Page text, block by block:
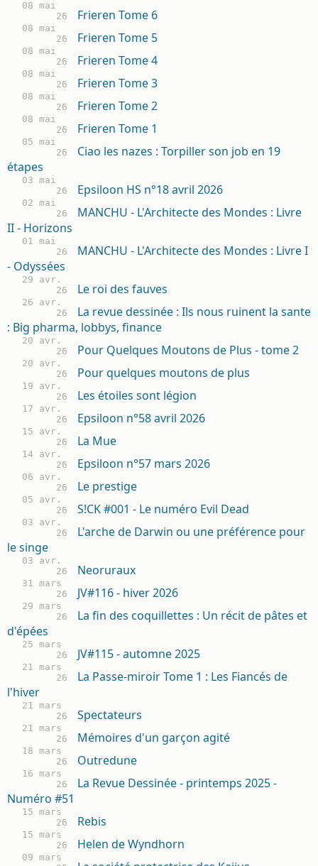
08 mai
26
Frieren Tome 6
08 mai
26
Frieren Tome 5
08 mai
26
Frieren Tome 4
08 mai
26
Frieren Tome 3
08 mai
26
Frieren Tome 2
08 mai
26
Frieren Tome 1
05 mai
26
Ciao les nazes : Torpiller son job en 19
étapes
03 mai
26
Epsiloon HS n°18 avril 2026
02 mai
26
MANCHU - L'Architecte des Mondes : Livre
II - Horizons
01 mai
26
MANCHU - L'Architecte des Mondes : Livre I
- Odyssées
29 avr.
26
Le roi des fauves
26 avr.
26
La revue dessinée : Ils nous ruinent la sante
: Big pharma, lobbys, finance
20 avr.
26
Pour Quelques Moutons de Plus - tome 2
20 avr.
26
Pour quelques moutons de plus
19 avr.
26
Les étoiles sont légion
17 avr.
26
Epsiloon n°58 avril 2026
15 avr.
26
La Mue
14 avr.
26
Epsiloon n°57 mars 2026
06 avr.
26
Le prestige
05 avr.
26
S!CK #001 - Le numéro Evil Dead
03 avr.
26
L'arche de Darwin ou une préférence pour
le singe
03 avr.
26
Neoruraux
31 mars
26
JV#116 - hiver 2026
29 mars
26
La fin des coquillettes : Un récit de pâtes et
d'épées
25 mars
26
JV#115 - automne 2025
21 mars
26
La Passe-miroir Tome 1 : Les Fiancés de
l'hiver
21 mars
26
Spectateurs
21 mars
26
Mémoires d'un garçon agité
18 mars
26
Outredune
16 mars
26
La Revue Dessinée - printemps 2025 -
Numéro #51
15 mars
26
Rebis
15 mars
26
Helen de Wyndhorn
09 mars